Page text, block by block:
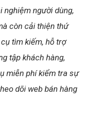
nghiệm người dùng,
còn cải thiện thứ
tìm kiếm, hỗ trợ
tập khách hàng,
miễn phí kiểm tra sự
dõi web bán hàng